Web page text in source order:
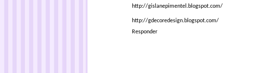
http://gislanepimentel.blogspot.com/
http://gdecoredesign.blogspot.com/
Responder